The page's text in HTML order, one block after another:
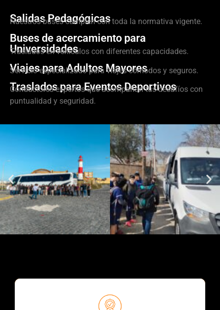
Salidas Pedagógicas
Nuestros buses cumplen con toda la normativa vigente.
Buses de acercamiento para
Universidades
Traslados en vehículos con diferentes capacidades.
Viajes para Adultos Mayores
Servicio especializado para viajes cómodos y seguros.
Traslados para Eventos Deportivos
Conductores expertos que acompañan tus desafíos con
puntualidad y seguridad.